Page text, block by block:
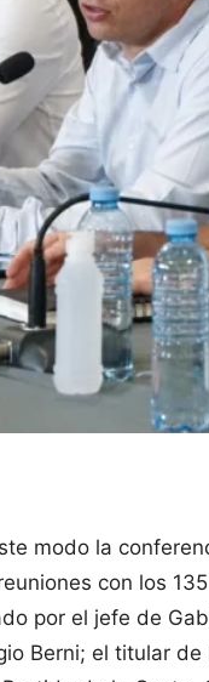
modo la
con los
por el jefe de
Berni; el titular